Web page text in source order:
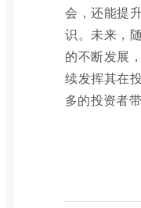
会，还能提
识。未来，
的不断发展
续发挥其在
多的投资者